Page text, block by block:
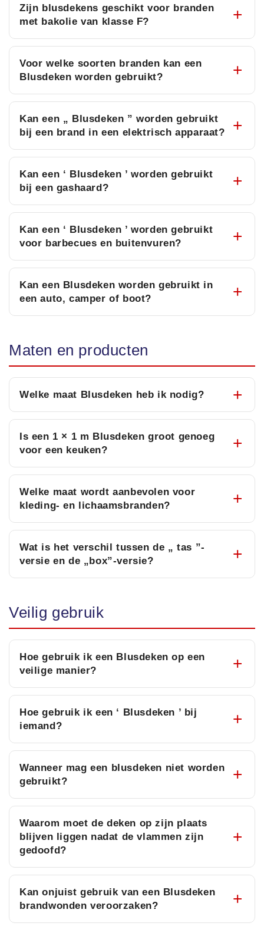
Zijn blusdekens geschikt voor branden
met bakolie van klasse F?
Voor welke soorten branden kan een
Blusdeken worden gebruikt?
Kan een „ Blusdeken ” worden gebruikt
bij een brand in een elektrisch apparaat?
Kan een ‘ Blusdeken ’ worden gebruikt
bij een gashaard?
Kan een ‘ Blusdeken ’ worden gebruikt
voor barbecues en buitenvuren?
Kan een Blusdeken worden gebruikt in
een auto, camper of boot?
Maten en producten
Welke maat Blusdeken heb ik nodig?
Is een 1 × 1 m Blusdeken groot genoeg
voor een keuken?
Welke maat wordt aanbevolen voor
kleding- en lichaamsbranden?
Wat is het verschil tussen de „ tas ”-
versie en de „box”-versie?
Veilig gebruik
Hoe gebruik ik een Blusdeken op een
veilige manier?
Hoe gebruik ik een ‘ Blusdeken ’ bij
iemand?
Wanneer mag een blusdeken niet worden
gebruikt?
Waarom moet de deken op zijn plaats
blijven liggen nadat de vlammen zijn
gedoofd?
Kan onjuist gebruik van een Blusdeken
brandwonden veroorzaken?